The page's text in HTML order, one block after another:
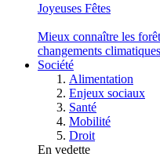
Joyeuses Fêtes
Mieux connaître les
changements climatiques
Société
Alimentation
Enjeux sociaux
Santé
Mobilité
Droit
En vedette